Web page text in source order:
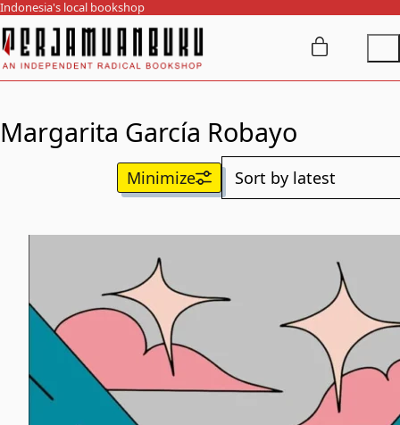
Indonesia's local bookshop
Margarita García Robayo